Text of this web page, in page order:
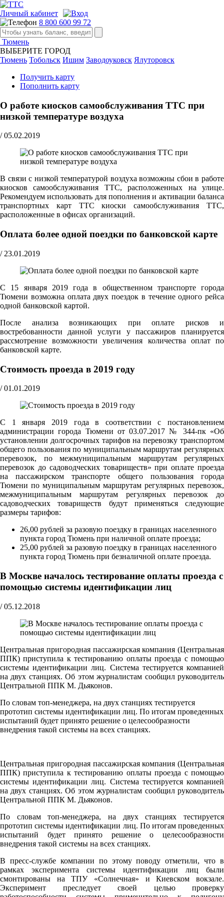
Личный кабинет
8 800 600 99 72
Тюмень
ВЫБЕРИТЕ ГОРОД
Тюмень Тобольск Ишим Заводоуковск Ялуторовск
Получить карту
Пополнить карту
О работе киосков самообслуживания ТТС при
низкой температуре воздуха
/ 05.02.2019
В связи с низкой температурой воздуха возможны сбои в работе
киосков самообслуживания ТТС, расположенных на улице.
Рекомендуем использовать для пополнения и активации баланса
транспортных карт ТТС киоски самообслуживания ТТС,
расположенные в офисах организаций.
Оплата более одной поездки по банковской карте
/ 23.01.2019
С 15 января 2019 года в общественном транспорте города
Тюмени возможна оплата двух поездок в течение одного рейса
одной банковской картой.
После анализа возникающих при оплате рисков и
востребованности данной услуги у пассажиров планируется
рассмотрение возможности увеличения количества оплат по
банковской карте.
Стоимость проезда в 2019 году
/ 01.01.2019
С 1 января 2019 года в соответствии с постановлением
администрации города Тюмени от 03.07.2017 № 344-пк «Об
установлении долгосрочных тарифов на перевозку транспортом
общего пользования по муниципальным маршрутам регулярных
перевозок, по межмуниципальным маршрутам регулярных
перевозок до садоводческих товариществ» при оплате проезда
на пассажирском транспорте общего пользования города
Тюмени по муниципальным маршрутам регулярных перевозок,
межмуниципальным маршрутам регулярных перевозок до
садоводческих товариществ будут применяться следующие
размеры тарифов:
26,00 рублей за разовую поездку в границах населенного
пункта город Тюмень при наличной оплате проезда;
25,00 рублей за разовую поездку в границах населенного
пункта город Тюмень при безналичной оплате проезда.
В Москве началось тестирование оплаты проезда с
помощью системы идентификации лиц
/ 05.12.2018
Центральная пригородная пассажирская компания (Центральная
ППК) приступила к тестированию оплаты проезда с помощью
системы идентификации лиц. Система тестируется компанией
на двух станциях. Об этом журналистам сообщил руководитель
Центральной ППК М. Дьяконов.
По словам топ-менеджера, на двух станциях тестируется
прототип системы идентификации лиц. По итогам проведенных
испытаний будет принято решение о целесообразности
внедрения такой системы на всех станциях.
Центральная пригородная пассажирская компания (Центральная
ППК) приступила к тестированию оплаты проезда с помощью
системы идентификации лиц. Система тестируется компанией
на двух станциях. Об этом журналистам сообщил руководитель
Центральной ППК М. Дьяконов.
По словам топ-менеджера, на двух станциях тестируется
прототип системы идентификации лиц. По итогам проведенных
испытаний будет принято решение о целесообразности
внедрения такой системы на всех станциях.
В пресс-службе компании по этому поводу отметили, что в
рамках эксперимента системы идентификации лиц были
смонтированы на ТПУ «Солнечная» и Киевском вокзале.
Эксперимент преследует своей целью проверку